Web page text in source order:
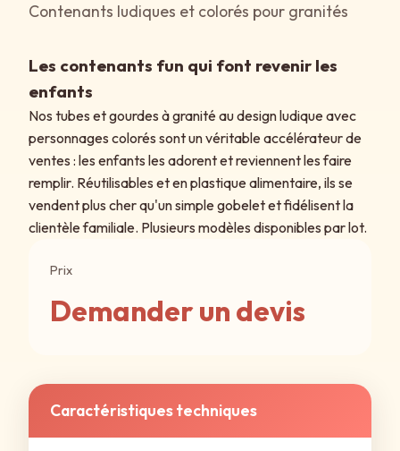
Contenants ludiques et colorés pour granités
Les contenants fun qui font revenir les
enfants
Nos tubes et gourdes à granité au design ludique avec
personnages colorés sont un véritable accélérateur de
ventes : les enfants les adorent et reviennent les faire
remplir. Réutilisables et en plastique alimentaire, ils se
vendent plus cher qu'un simple gobelet et fidélisent la
clientèle familiale. Plusieurs modèles disponibles par lot.
Prix
Demander un devis
Caractéristiques techniques